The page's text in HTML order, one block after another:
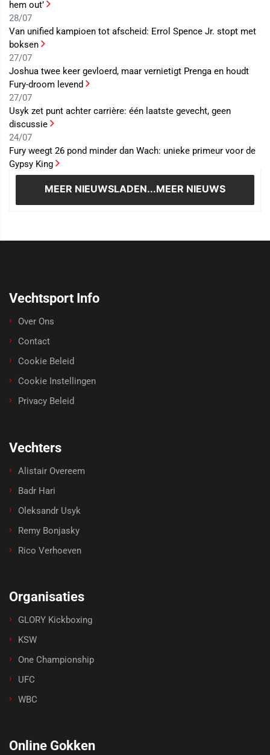
hem out’
28/07
Van unified kampioen tot afscheid: Errol Spence Jr. stopt met
boksen
27/07
Joshua twee keer gevloerd, maar vernietigt Prenga en houdt
Fury-droom levend
27/07
Usyk zet punt achter carrière: één laatste gevecht, geen
discussie
24/07
Fury weegt 26 pond minder dan Wach: unieke primeur voor de
Gypsy King
MEER NIEUWSLADEN...MEER NIEUWS
Vechtsport Info
Over Ons
Contact
Cookie Beleid
Cookie Instellingen
Privacy Beleid
Vechters
Alistair Overeem
Badr Hari
Oleksandr Usyk
Remy Bonjasky
Rico Verhoeven
Organisaties
GLORY Kickboxing
KSW
One Championship
UFC
WBC
Online Gokken